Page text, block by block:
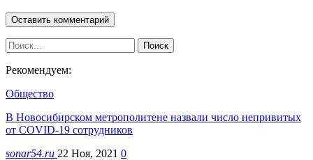
Рекомендуем:
Общество
В Новосибирском метрополитене назвали число непривитых
от COVID-19 сотрудников
sonar54.ru 22 Ноя, 2021 0